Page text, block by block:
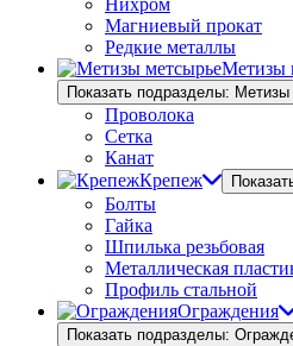
Нихром
Магниевый прокат
Редкие металлы
Метизы
Показать подразделы:
Проволока
Сетка
Канат
Крепеж
Болты
Гайка
Шпилька резьбовая
Металлическая
Профиль стальной
Ограждения
Показать подразделы: